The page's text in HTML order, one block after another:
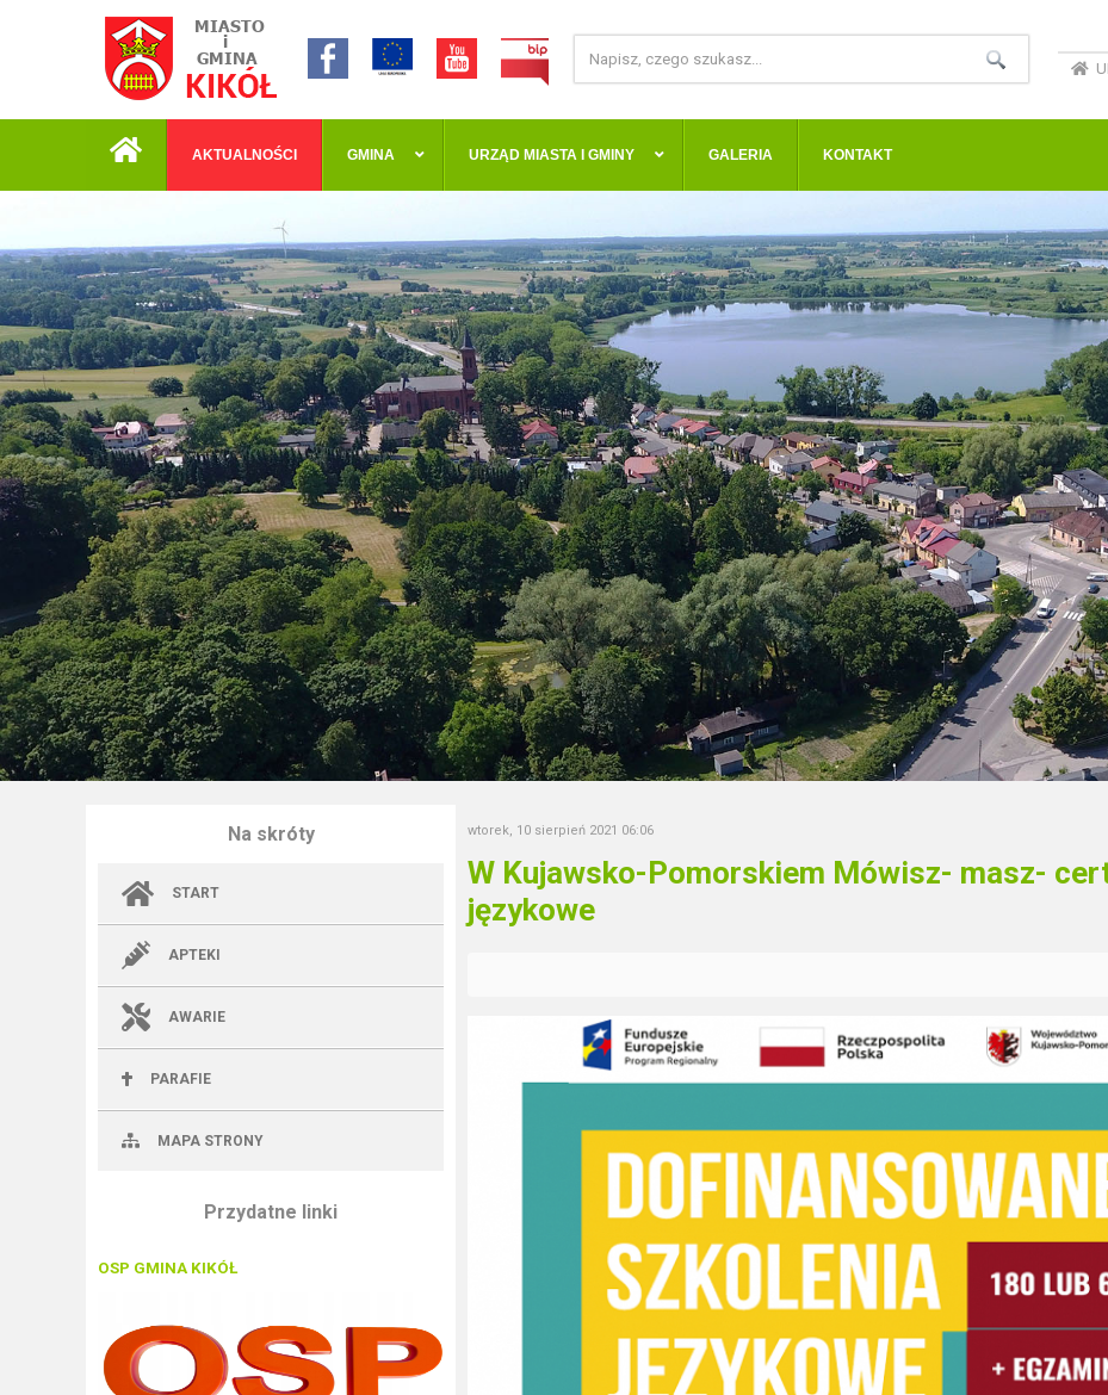
AKTUALNOŚCI GMINA URZĄD MIASTA I GMINY GALERIA KONTAKT
Na skróty
START
APTEKI
AWARIE
PARAFIE
MAPA STRONY
Przydatne linki
OSP GMINA KIKÓŁ
wtorek, 10 sierpień 2021 06:06
W Kujawsko-Pomorskiem Mówisz- masz-
językowe